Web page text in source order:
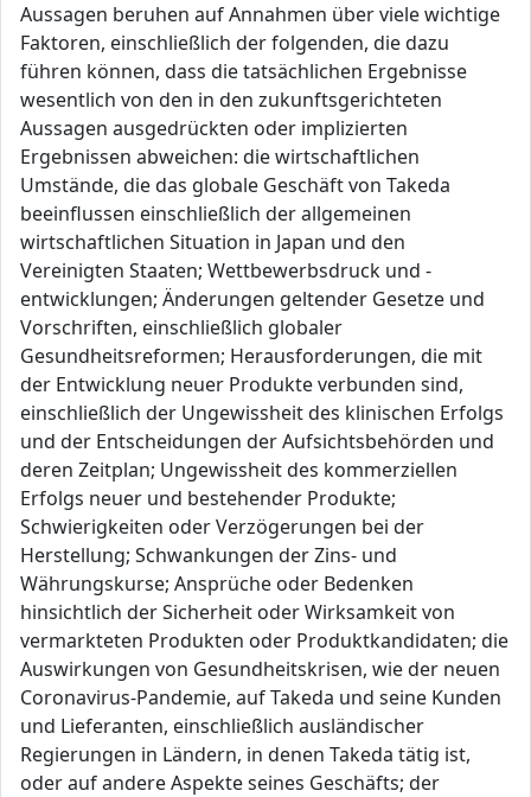
Aussagen beruhen auf Annahmen über viele wichtige
Faktoren, einschließlich der folgenden, die dazu
führen können, dass die tatsächlichen Ergebnisse
wesentlich von den in den zukunftsgerichteten
Aussagen ausgedrückten oder implizierten
Ergebnissen abweichen: die wirtschaftlichen
Umstände, die das globale Geschäft von Takeda
beeinflussen einschließlich der allgemeinen
wirtschaftlichen Situation in Japan und den
Vereinigten Staaten; Wettbewerbsdruck und -
entwicklungen; Änderungen geltender Gesetze und
Vorschriften, einschließlich globaler
Gesundheitsreformen; Herausforderungen, die mit
der Entwicklung neuer Produkte verbunden sind,
einschließlich der Ungewissheit des klinischen Erfolgs
und der Entscheidungen der Aufsichtsbehörden und
deren Zeitplan; Ungewissheit des kommerziellen
Erfolgs neuer und bestehender Produkte;
Schwierigkeiten oder Verzögerungen bei der
Herstellung; Schwankungen der Zins- und
Währungskurse; Ansprüche oder Bedenken
hinsichtlich der Sicherheit oder Wirksamkeit von
vermarkteten Produkten oder Produktkandidaten; die
Auswirkungen von Gesundheitskrisen, wie der neuen
Coronavirus-Pandemie, auf Takeda und seine Kunden
und Lieferanten, einschließlich ausländischer
Regierungen in Ländern, in denen Takeda tätig ist,
oder auf andere Aspekte seines Geschäfts; der